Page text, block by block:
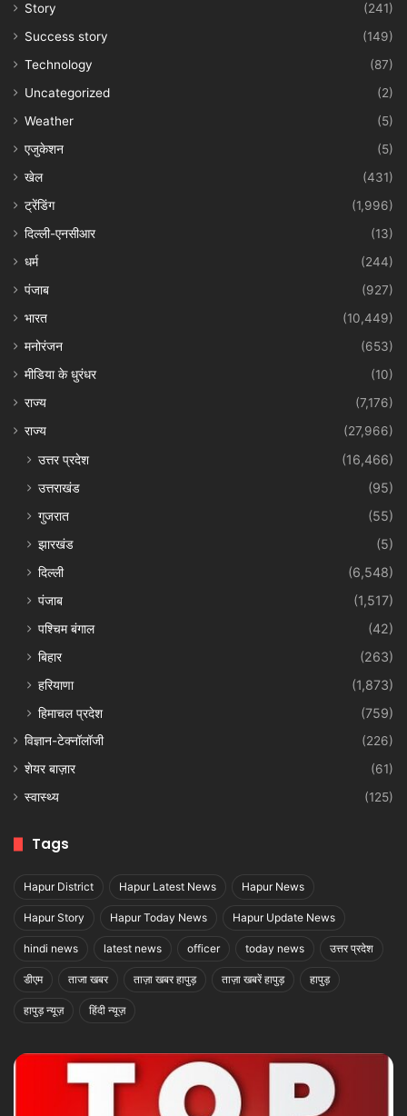
Story
(241)
Success story
(149)
Technology
(87)
Uncategorized
(2)
Weather
(5)
एजुकेशन
(5)
खेल
(431)
ट्रेंडिंग
(1,996)
दिल्ली-एनसीआर
(13)
धर्म
(244)
पंजाब
(927)
भारत
(10,449)
मनोरंजन
(653)
मीडिया के धुरंधर
(10)
राज्य
(7,176)
राज्य
(27,966)
उत्तर प्रदेश
(16,466)
उत्तराखंड
(95)
गुजरात
(55)
झारखंड
(5)
दिल्ली
(6,548)
पंजाब
(1,517)
पश्चिम बंगाल
(42)
बिहार
(263)
हरियाणा
(1,873)
हिमाचल प्रदेश
(759)
विज्ञान-टेक्नॉलॉजी
(226)
शेयर बाज़ार
(61)
स्वास्थ्य
(125)
Tags
Hapur District Hapur Latest News Hapur News
Hapur Story Hapur Today News Hapur Update News
hindi news latest news officer today news उत्तर प्रदेश
डीएम ताजा खबर ताज़ा खबर हापुड़ ताज़ा खबरें हापुड़ हापुड़
हापुड़ न्यूज़ हिंदी न्यूज़